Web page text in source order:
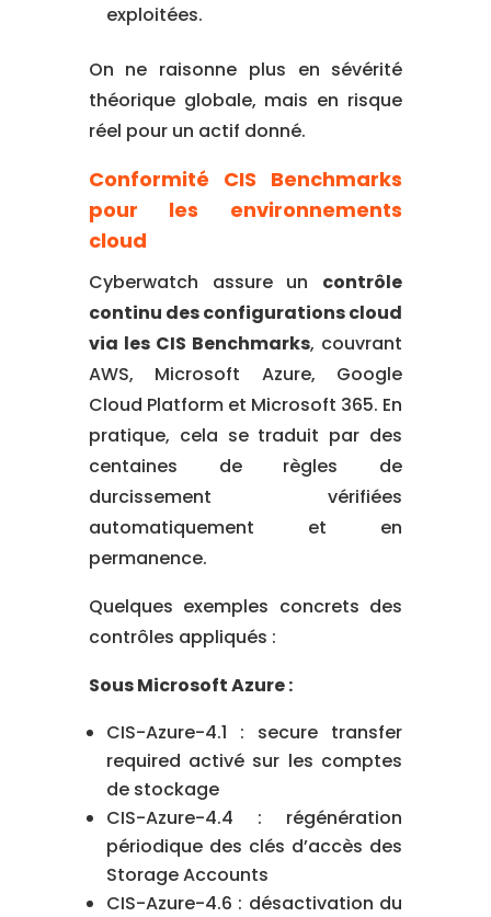
exploitées.
On ne raisonne plus en sévérité
théorique globale, mais en risque
réel pour un actif donné.
Conformité CIS Benchmarks
pour les environnements
cloud
Cyberwatch assure un contrôle
continu des configurations cloud
via les CIS Benchmarks, couvrant
AWS, Microsoft Azure, Google
Cloud Platform et Microsoft 365. En
pratique, cela se traduit par des
centaines de règles de
durcissement vérifiées
automatiquement et en
permanence.
Quelques exemples concrets des
contrôles appliqués :
Sous Microsoft Azure :
CIS-Azure-4.1 : secure transfer
required activé sur les comptes
de stockage
CIS-Azure-4.4 : régénération
périodique des clés d’accès des
Storage Accounts
CIS-Azure-4.6 : désactivation du